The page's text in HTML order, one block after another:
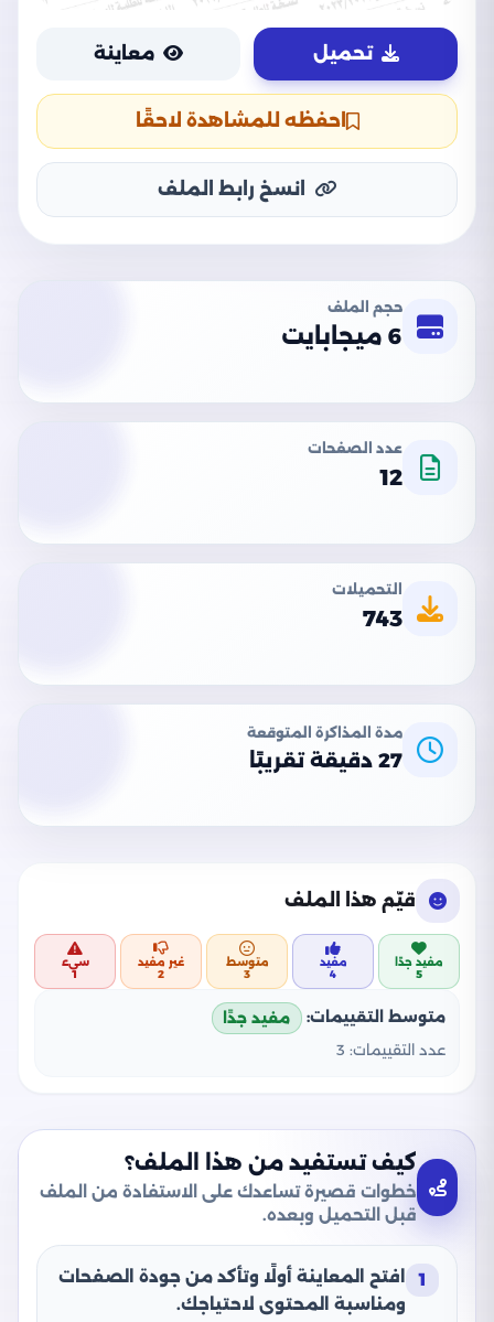
تحميل معاينة
احفظه للمشاهدة لاحقًا
انسخ رابط الملف
حجم الملف
6 ميجابايت
عدد الصفحات
12
التحميلات
743
مدة المذاكرة المتوقعة
27 دقيقة تقريبًا
قيّم هذا الملف
مفيد جدًا
5
مفيد
4
متوسط
3
غير مفيد
2
سيء
1
متوسط التقييمات:
مفيد جدًا
عدد التقييمات: 3
كيف تستفيد من هذا الملف؟
خطوات قصيرة تساعدك على الاستفادة من الملف
قبل التحميل وبعده.
1
افتح المعاينة أولًا وتأكد من جودة الصفحات
ومناسبة المحتوى لاحتياجك.